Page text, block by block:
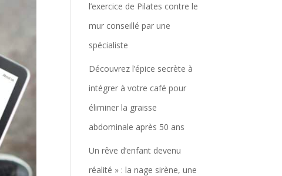
l’exercice de Pilates contre le
mur conseillé par une
spécialiste
Découvrez l’épice secrète à
intégrer à votre café pour
éliminer la graisse
abdominale après 50 ans
Un rêve d’enfant devenu
réalité » : la nage sirène, une